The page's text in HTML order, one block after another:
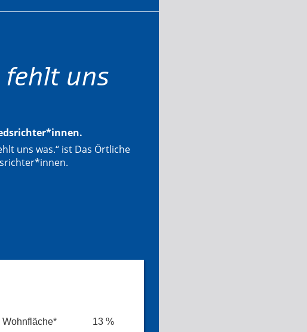
fehlt uns
uns was.“ ist Das Örtliche
Wohnfläche* 13 %